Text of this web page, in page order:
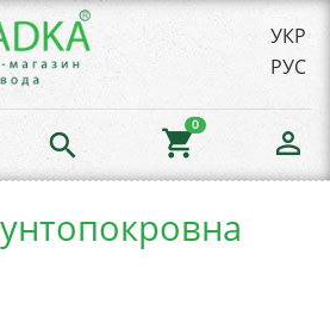
УКР
РУС
search shopping_cart
0
person_outline